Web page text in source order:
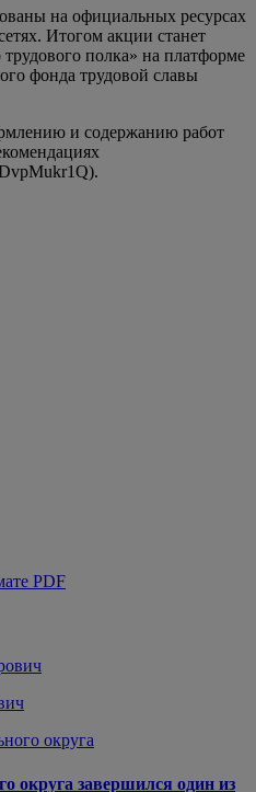
на официальных ресурсах
Итогом акции станет
полка» на платформе
фонда трудовой славы
и содержанию работ
PDF
округа
округа завершился один из